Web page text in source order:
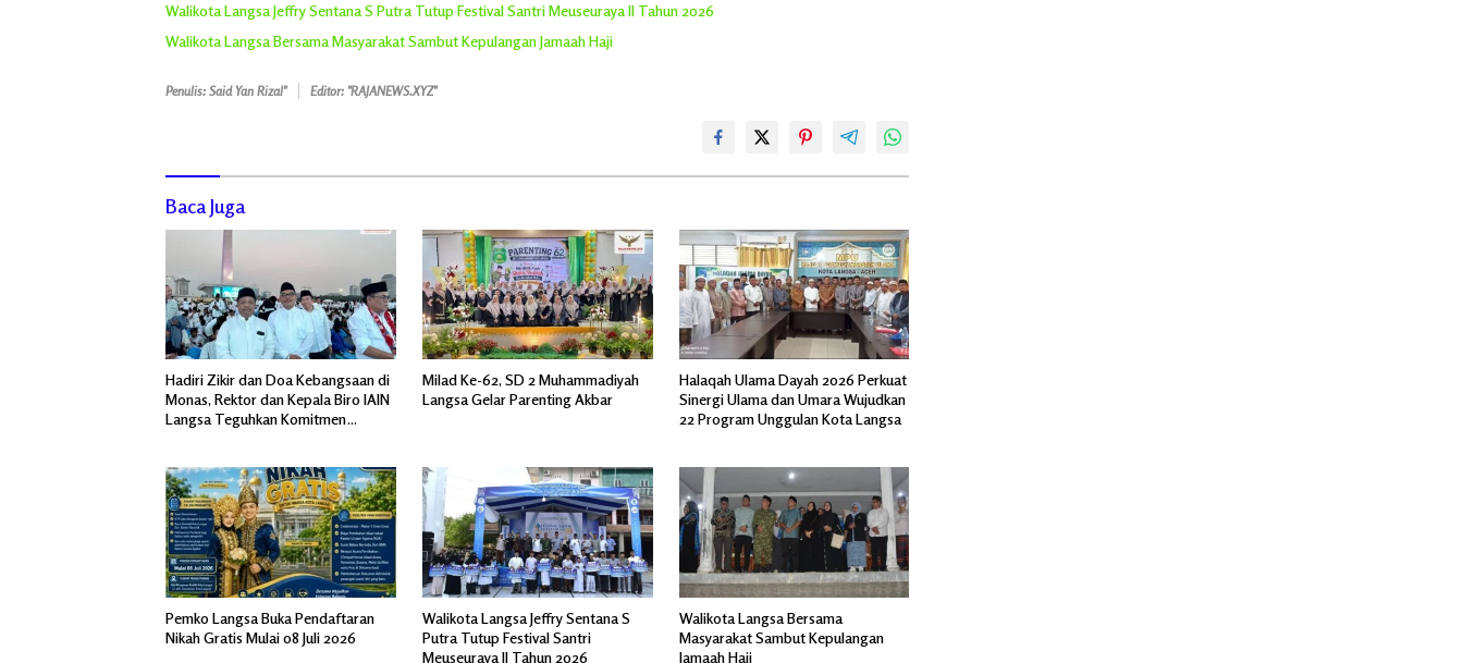
Walikota Langsa Jeffry Sentana S Putra Tutup Festival Santri Meuseuraya II Tahun 2026
Walikota Langsa Bersama Masyarakat Sambut Kepulangan Jamaah Haji
Penulis: Said Yan Rizal" Editor: "RAJANEWS.XYZ"
Baca Juga
Hadiri Zikir dan Doa Kebangsaan di
Monas, Rektor dan Kepala Biro IAIN
Langsa Teguhkan Komitmen
Milad Ke-62, SD 2 Muhammadiyah
Langsa Gelar Parenting Akbar
Halaqah Ulama Dayah 2026 Perkuat
Sinergi Ulama dan Umara Wujudkan
22 Program Unggulan Kota Langsa
Pemko Langsa Buka Pendaftaran
Nikah Gratis Mulai 08 Juli 2026
Walikota Langsa Jeffry Sentana S
Putra Tutup Festival Santri
Meuseuraya II Tahun 2026
Walikota Langsa Bersama
Masyarakat Sambut Kepulangan
Jamaah Haji